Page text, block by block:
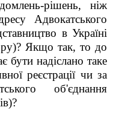
рішень, ніж
Адвокатського
в Україні
Якщо так, то до
надіслано таке
реєстрації чи за
об'єднання